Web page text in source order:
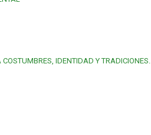
IDENTIDAD Y TRADICIONES.